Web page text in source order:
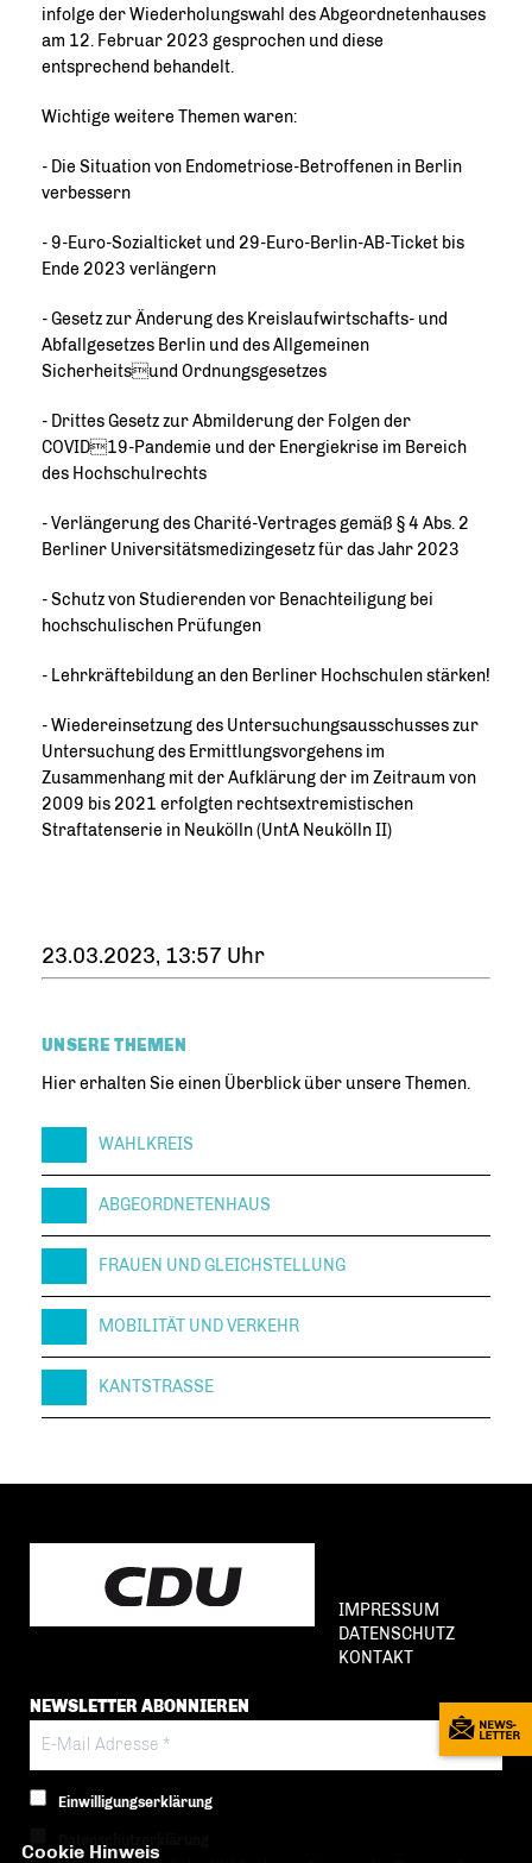
infolge der Wiederholungswahl des Abgeordnetenhauses
am 12. Februar 2023 gesprochen und diese
entsprechend behandelt.
Wichtige weitere Themen waren:
- Die Situation von Endometriose-Betroffenen in Berlin
verbessern
- 9-Euro-Sozialticket und 29-Euro-Berlin-AB-Ticket bis
Ende 2023 verlängern
- Gesetz zur Änderung des Kreislaufwirtschafts- und
Abfallgesetzes Berlin und des Allgemeinen
Sicherheitsund Ordnungsgesetzes
- Drittes Gesetz zur Abmilderung der Folgen der
COVID19-Pandemie und der Energiekrise im Bereich
des Hochschulrechts
- Verlängerung des Charité-Vertrages gemäß § 4 Abs. 2
Berliner Universitätsmedizingesetz für das Jahr 2023
- Schutz von Studierenden vor Benachteiligung bei
hochschulischen Prüfungen
- Lehrkräftebildung an den Berliner Hochschulen stärken!
- Wiedereinsetzung des Untersuchungsausschusses zur
Untersuchung des Ermittlungsvorgehens im
Zusammenhang mit der Aufklärung der im Zeitraum von
2009 bis 2021 erfolgten rechtsextremistischen
Straftatenserie in Neukölln (UntA Neukölln II)
23.03.2023, 13:57 Uhr
UNSERE THEMEN
Hier erhalten Sie einen Überblick über unsere Themen.
WAHLKREIS
ABGEORDNETENHAUS
FRAUEN UND GLEICHSTELLUNG
MOBILITÄT UND VERKEHR
KANTSTRASSE
IMPRESSUM
DATENSCHUTZ
KONTAKT
NEWSLETTER ABONNIEREN
Einwilligungserklärung
Cookie Hinweis